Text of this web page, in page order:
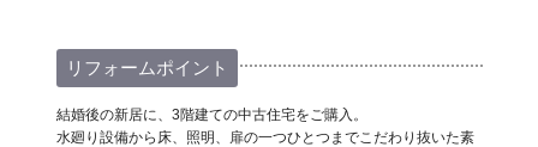
リフォームポイント
結婚後の新居に、3階建ての中古住宅をご購入。
水廻り設備から床、照明、扉の一つひとつまでこだわり抜いた素